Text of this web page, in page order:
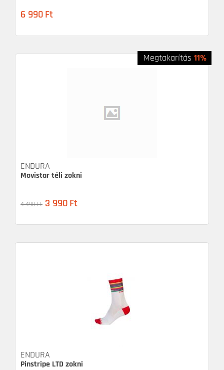
6 990 Ft
Megtakarítás 11%
ENDURA
Movistar téli zokni
4 490Ft 3 990 Ft
ENDURA
Pinstripe LTD zokni